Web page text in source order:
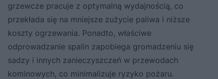
grzewcze pracuje z optymalną wydajnością, co
przekłada się na mniejsze zużycie paliwa i niższe
koszty ogrzewania. Ponadto, właściwe
odprowadzanie spalin zapobiega gromadzeniu się
sadzy i innych zanieczyszczeń w przewodach
kominowych, co minimalizuje ryzyko pożaru.